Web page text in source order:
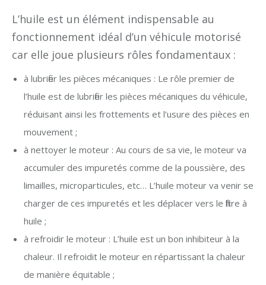
L’huile est un élément indispensable au
fonctionnement idéal d’un véhicule motorisé
car elle joue plusieurs rôles fondamentaux :
à lubrifier les pièces mécaniques : Le rôle premier de
l’huile est de lubrifier les pièces mécaniques du véhicule,
réduisant ainsi les frottements et l’usure des pièces en
mouvement ;
à nettoyer le moteur : Au cours de sa vie, le moteur va
accumuler des impuretés comme de la poussière, des
limailles, microparticules, etc… L’huile moteur va venir se
charger de ces impuretés et les déplacer vers le filtre à
huile ;
à refroidir le moteur : L’huile est un bon inhibiteur à la
chaleur. Il refroidit le moteur en répartissant la chaleur
de manière équitable ;